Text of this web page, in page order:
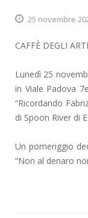
25 novembre
CAFFÈ DEGLI
Lunedì 25
in Viale Padova
“Ricordando
di Spoon River di
Un pomeriggio
“Non al denaro